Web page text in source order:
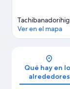
Ver en el mapa
Qué hay en
alrededores